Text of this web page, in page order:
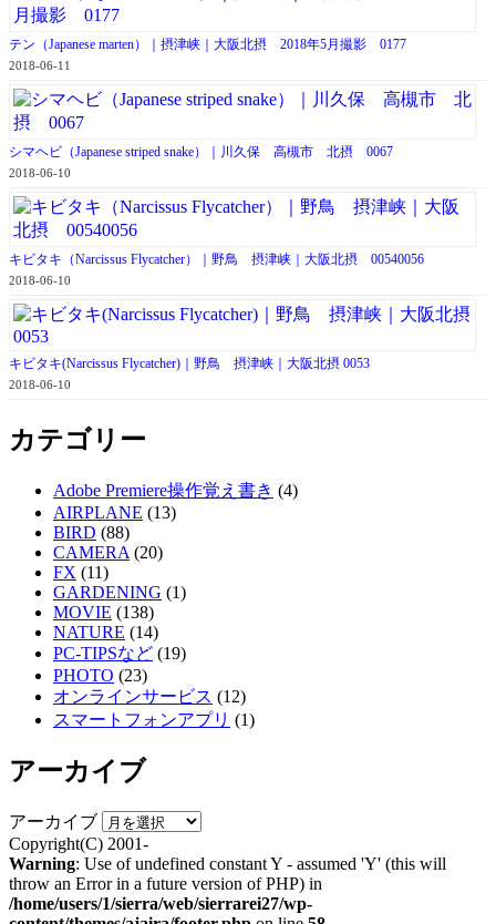
テン（Japanese marten）｜摂津峡｜大阪北摂 2018年5月撮影 0177
2018-06-11
シマヘビ（Japanese striped snake）｜川久保 高槻市 北摂 0067
2018-06-10
キビタキ（Narcissus Flycatcher）｜野鳥 摂津峡｜大阪北摂 00540056
2018-06-10
キビタキ(Narcissus Flycatcher)｜野鳥 摂津峡｜大阪北摂 0053
2018-06-10
カテゴリー
Adobe Premiere操作覚え書き (4)
AIRPLANE (13)
BIRD (88)
CAMERA (20)
FX (11)
GARDENING (1)
MOVIE (138)
NATURE (14)
PC-TIPSなど (19)
PHOTO (23)
オンラインサービス (12)
スマートフォンアプリ (1)
アーカイブ
アーカイブ
Copyright(C) 2001-
Warning: Use of undefined constant Y - assumed 'Y' (this will
throw an Error in a future version of PHP) in
/home/users/1/sierra/web/sierrarei27/wp-